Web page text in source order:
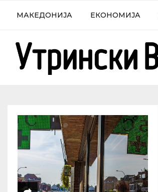
МАКЕДОНИЈА ЕКОНОМИЈА